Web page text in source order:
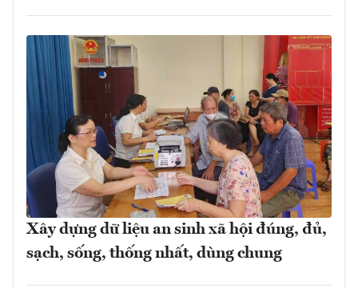
Xây dựng dữ liệu an sinh xã hội đúng, đủ,
sạch, sống, thống nhất, dùng chung